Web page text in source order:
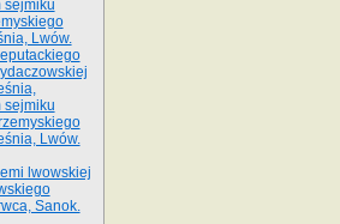
sejmiku
Lwów.
sejmiku
Lwów.
lwowskiej
Sanok.